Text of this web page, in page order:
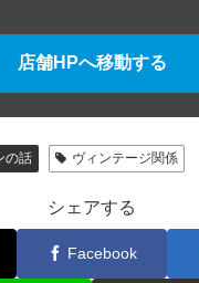
店舗HPへ移動する
の話 ヴィンテージ関係
シェアする
Facebook